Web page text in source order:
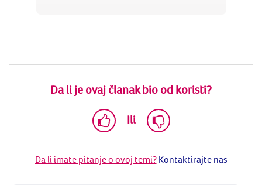
Da li je ovaj članak bio od koristi?
Ili
Da li imate pitanje o ovoj temi?Kontaktirajte nas